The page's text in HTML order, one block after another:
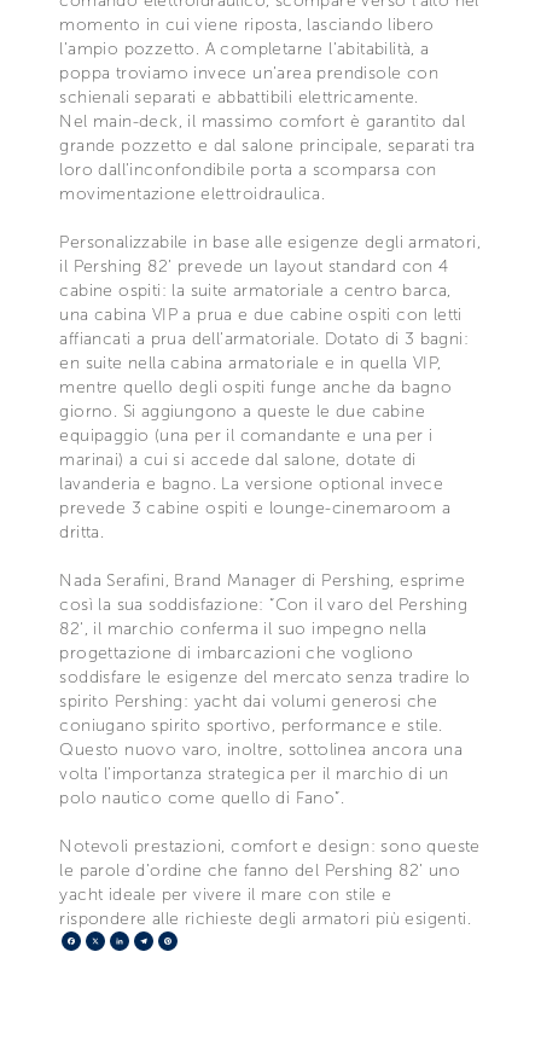
momento in cui viene riposta, lasciando libero
l’ampio pozzetto. A completarne l’abitabilità, a
poppa troviamo invece un’area prendisole con
schienali separati e abbattibili elettricamente.
Nel main-deck, il massimo comfort è garantito dal
grande pozzetto e dal salone principale, separati tra
loro dall’inconfondibile porta a scomparsa con
movimentazione elettroidraulica.
Personalizzabile in base alle esigenze degli armatori,
il Pershing 82’ prevede un layout standard con 4
cabine ospiti: la suite armatoriale a centro barca,
una cabina VIP a prua e due cabine ospiti con letti
affiancati a prua dell’armatoriale. Dotato di 3 bagni:
en suite nella cabina armatoriale e in quella VIP,
mentre quello degli ospiti funge anche da bagno
giorno. Si aggiungono a queste le due cabine
equipaggio (una per il comandante e una per i
marinai) a cui si accede dal salone, dotate di
lavanderia e bagno. La versione optional invece
prevede 3 cabine ospiti e lounge-cinemaroom a
dritta.
Nada Serafini, Brand Manager di Pershing, esprime
così la sua soddisfazione: “Con il varo del Pershing
82’, il marchio conferma il suo impegno nella
progettazione di imbarcazioni che vogliono
soddisfare le esigenze del mercato senza tradire lo
spirito Pershing: yacht dai volumi generosi che
coniugano spirito sportivo, performance e stile.
Questo nuovo varo, inoltre, sottolinea ancora una
volta l’importanza strategica per il marchio di un
polo nautico come quello di Fano”.
Notevoli prestazioni, comfort e design: sono queste
le parole d’ordine che fanno del Pershing 82’ uno
yacht ideale per vivere il mare con stile e
rispondere alle richieste degli armatori più esigenti.
Facebook
X LinkedIn
Telegram